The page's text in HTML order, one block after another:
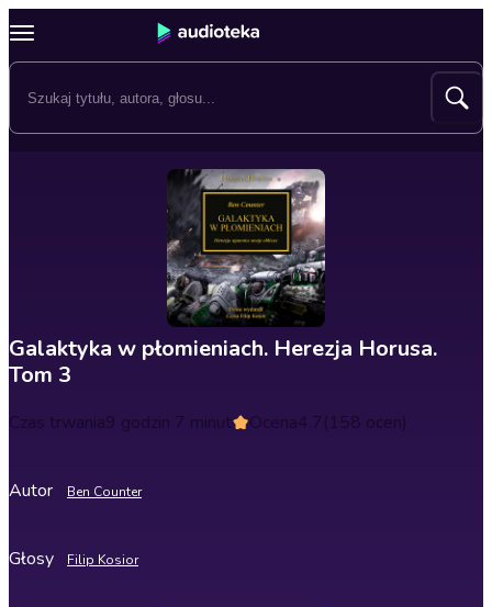
Galaktyka w płomieniach. Herezja Horusa.
Tom 3
Czas trwania9 godzin 7 minut Ocena4.7(158 ocen)
Autor Ben Counter
Głosy Filip Kosior